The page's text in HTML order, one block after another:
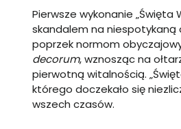
Pierwsze wykonanie „Święta
skandalem na niespotykaną
poprzek normom
decorum, wznosząc na
pierwotną witalnością.
którego doczekało się
wszech czasów.